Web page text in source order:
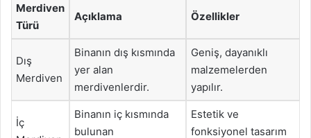
Merdiven
Türü
Açıklama Özellikler
Dış
Merdiven
Binanın dış kısmında
yer alan
merdivenlerdir.
Geniş, dayanıklı
malzemelerden
yapılır.
İç
Binanın iç kısmında
bulunan
Estetik ve
fonksiyonel tasarım